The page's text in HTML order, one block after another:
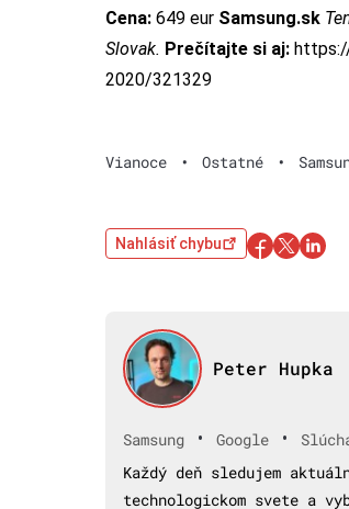
Cena: 649 eur Samsung.sk
Slovak. Prečítajte si aj:
2020/321329
Vianoce • Ostatné •
Nahlásiť chybu
Peter Hupka
Samsung • Google •
Každý deň sledujem
technologickom svete a